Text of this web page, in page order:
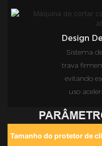
Design
Sistema
trava
evitando
uso
Tamanho do protetor de